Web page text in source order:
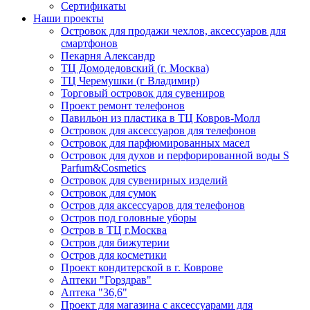
Сертификаты
Наши проекты
Островок для продажи чехлов, аксессуаров для
смартфонов
Пекарня Александр
ТЦ Домодедовский (г. Москва)
ТЦ Черемушки (г Владимир)
Торговый островок для сувениров
Проект ремонт телефонов
Павильон из пластика в ТЦ Ковров-Молл
Островок для аксессуаров для телефонов
Островок для парфюмированных масел
Островок для духов и перфорированной воды S
Parfum&Cosmetics
Островок для сувенирных изделий
Островок для сумок
Остров для аксессуаров для телефонов
Остров под головные уборы
Остров в ТЦ г.Москва
Остров для бижутерии
Остров для косметики
Проект кондитерской в г. Коврове
Аптеки "Горздрав"
Аптека "36,6"
Проект для магазина с аксессуарами для